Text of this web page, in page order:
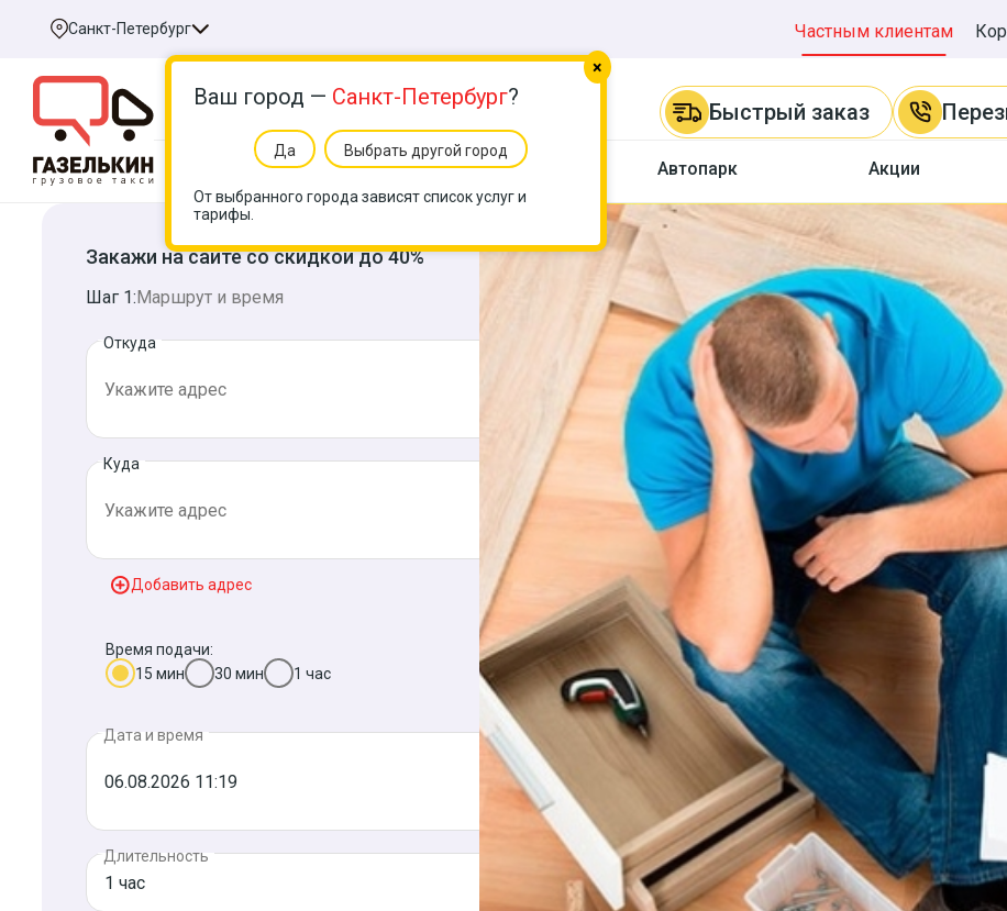
×
Ваш город — Санкт-Петербург?
Да Выбрать другой город
От выбранного города зависят список услуг и
тарифы.
Санкт-Петербург Частным клиентам
Быстрый заказ
Услуги
Цены Автопарк Акции
Закажи на сайте со скидкой до 40%
Шаг 1:Маршрут и время
Откуда
Куда
Добавить адрес
Время подачи:
15 мин
30 мин 1 час
Дата и время
Длительность
1 час